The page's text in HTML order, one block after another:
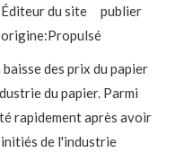
du site publier
Propulsé
des prix du papier
du papier. Parmi
rapidement après avoir
initiés de l'industrie